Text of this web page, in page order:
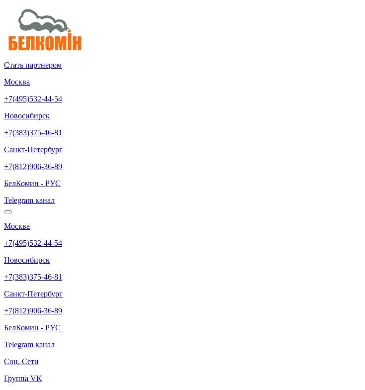
Стать партнером
Москва
+7(495)532-44-54
Новосибирск
+7(383)375-46-81
Санкт-Петербург
+7(812)906-36-89
БелКомин - РУС
Telegram канал
Москва
+7(495)532-44-54
Новосибирск
+7(383)375-46-81
Санкт-Петербург
+7(812)906-36-89
БелКомин - РУС
Telegram канал
Соц. Сети
Группа VK